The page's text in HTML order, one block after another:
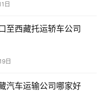
日
至西藏托运轿车公司
日
汽车运输公司哪家好